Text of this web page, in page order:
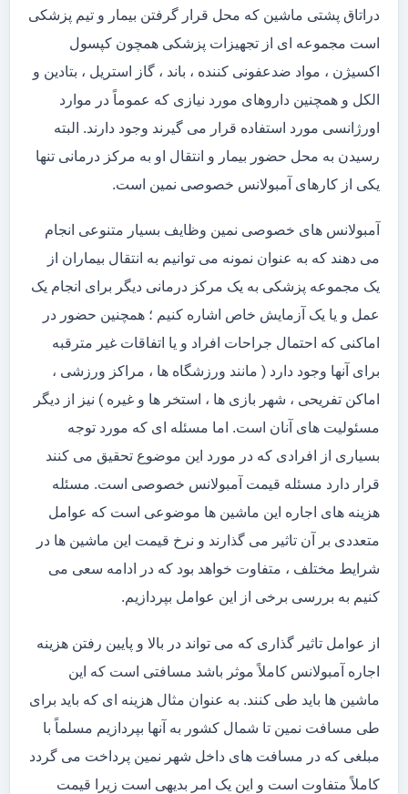
دراتاق پشتی ماشین که محل قرار گرفتن بیمار و تیم پزشکی
است مجموعه ای از تجهیزات پزشکی همچون کپسول
اکسیژن ، مواد ضدعفونی کننده ، باند ، گاز استریل ، بتادین و
الکل و همچنین داروهای مورد نیازی که عموماً در موارد
اورژانسی مورد استفاده قرار می گیرند وجود دارند. البته
رسیدن به محل حضور بیمار و انتقال او به مرکز درمانی تنها
یکی از کارهای آمبولانس خصوصی نمین است.
آمبولانس های خصوصی نمین وظایف بسیار متنوعی انجام
می دهند که به عنوان نمونه می توانیم به انتقال بیماران از
یک مجموعه پزشکی به یک مرکز درمانی دیگر برای انجام یک
عمل و یا یک آزمایش خاص اشاره کنیم ؛ همچنین حضور در
اماکنی که احتمال جراحات افراد و یا اتفاقات غیر مترقبه
برای آنها وجود دارد ( مانند ورزشگاه ها ، مراکز ورزشی ،
اماکن تفریحی ، شهر بازی ها ، استخر ها و غیره ) نیز از دیگر
مسئولیت های آنان است. اما مسئله ای که مورد توجه
بسیاری از افرادی که در مورد این موضوع تحقیق می کنند
قرار دارد مسئله قیمت آمبولانس خصوصی است. مسئله
هزینه های اجاره این ماشین ها موضوعی است که عوامل
متعددی بر آن تاثیر می گذارند و نرخ قیمت این ماشین ها در
شرایط مختلف ، متفاوت خواهد بود که در ادامه سعی می
کنیم به بررسی برخی از این عوامل بپردازیم.
از عوامل تاثیر گذاری که می تواند در بالا و پایین رفتن هزینه
اجاره آمبولانس کاملاً موثر باشد مسافتی است که این
ماشین ها باید طی کنند. به عنوان مثال هزینه ای که باید برای
طی مسافت نمین تا شمال کشور به آنها بپردازیم مسلماً با
مبلغی که در مسافت های داخل شهر نمین پرداخت می گردد
کاملاً متفاوت است و این یک امر بدیهی است زیرا قیمت